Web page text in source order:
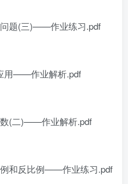
题(三)——作业练习.pdf
——作业解析.pdf
(二)——作业解析.pdf
和反比例——作业练习.pdf